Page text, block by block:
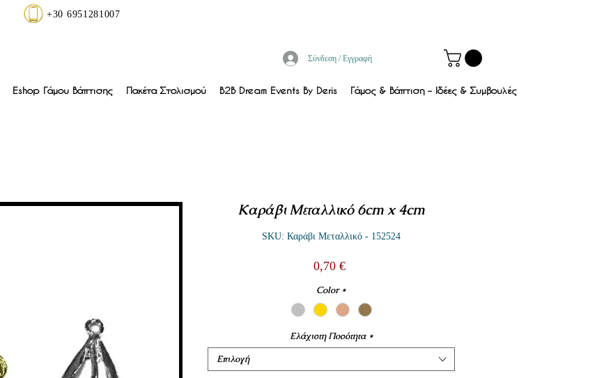
+30 6951281007
Σύνδεση / Εγγραφή
Eshop Γάμου Βάπτισης Πακέτα Στολισμού B2B Dream Events By Deris Γάμος & Βάπτιση – Ιδέες & Συμβουλές
Καράβι Μεταλλικό 6cm x 4cm
SKU: Καράβι Μεταλλικό - 152524
0,70 €Τιμή
Color *
Ελάχιστη Ποσότητα *
Επιλογή